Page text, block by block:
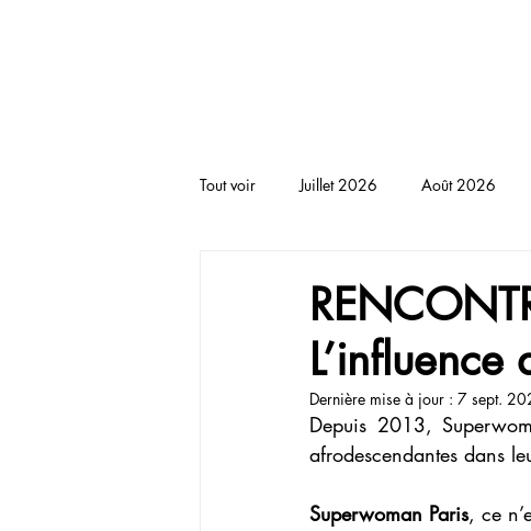
Tout voir Juillet 2026 Août 2026
L’influence
Dernière mise à jour : 7 sept.
Depuis 2013,
afrodescendantes dans
Superwoman Paris, ce